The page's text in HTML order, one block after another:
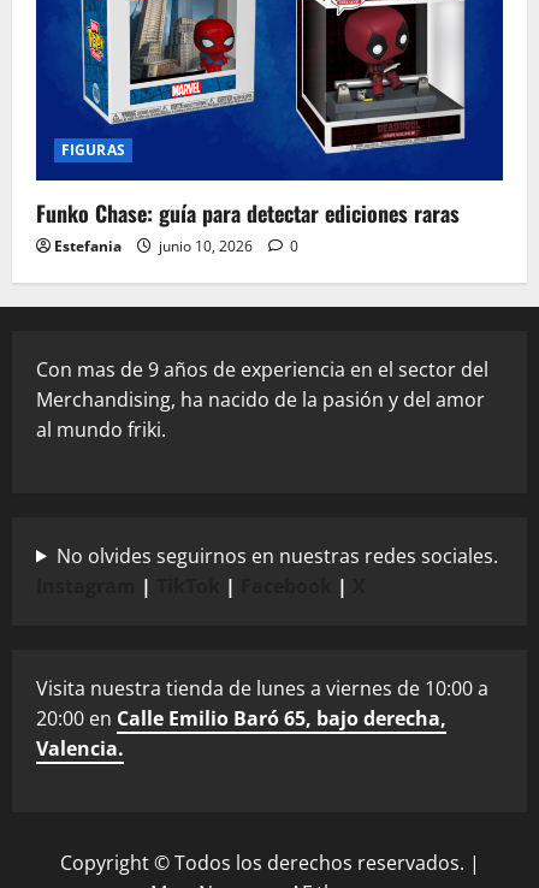
FIGURAS
Funko Chase: guía para detectar ediciones raras
Estefania junio 10, 2026 0
Con mas de 9 años de experiencia en el sector del
Merchandising, ha nacido de la pasión y del amor
al mundo friki.
No olvides seguirnos en nuestras redes sociales.
| | |
Visita nuestra tienda de lunes a viernes de 10:00 a
20:00 en Calle Emilio Baró 65, bajo derecha,
Valencia.
Copyright © Todos los derechos reservados. |